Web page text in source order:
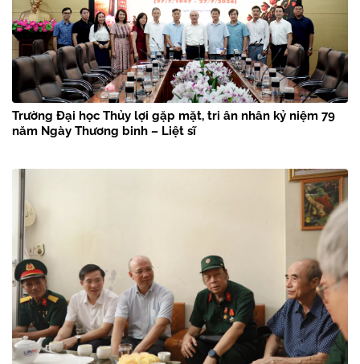
Trường Đại học Thủy lợi gặp mặt, tri ân nhân kỷ niệm 79
năm Ngày Thương binh – Liệt sĩ